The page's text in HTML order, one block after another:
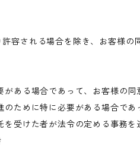
容される場合を除き、お客様
がある場合であって、お客様の
のために特に必要がある場合で
を受けた者が法令の定める事務